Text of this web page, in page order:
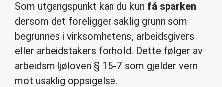
Som utgangspunkt kan du kun få sparken
dersom det foreligger saklig grunn som
begrunnes i virksomhetens, arbeidsgivers
eller arbeidstakers forhold. Dette følger av
arbeidsmiljøloven § 15-7 som gjelder vern
mot usaklig oppsigelse.